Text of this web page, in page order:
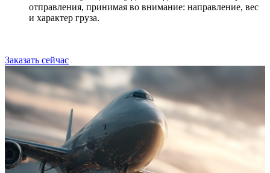
отправления, принимая во внимание: направление, вес
и характер груза.
Заказать сейчас